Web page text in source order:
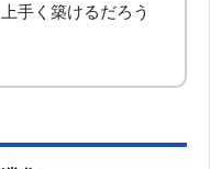
手く築けるだろう